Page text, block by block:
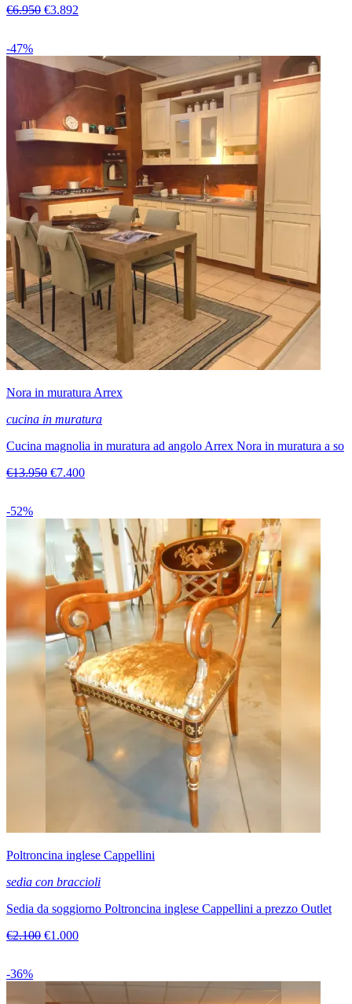
€6.950 €3.892
-47%
Nora in muratura Arrex
cucina in muratura
Cucina magnolia in muratura ad angolo Arrex Nora in muratura a so
€13.950 €7.400
-52%
Poltroncina inglese Cappellini
sedia con braccioli
Sedia da soggiorno Poltroncina inglese Cappellini a prezzo Outlet
€2.100 €1.000
-36%